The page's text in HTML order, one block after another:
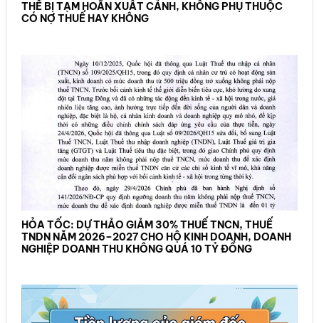
THỂ BỊ TẠM HOÃN XUẤT CẢNH, KHÔNG PHỤ THUỘC
CÓ NỢ THUẾ HAY KHÔNG
HỎA TỐC: DỰ THẢO GIẢM 30% THUẾ TNCN, THUẾ
TNDN NĂM 2026–2027 CHO HỘ KINH DOANH, DOANH
NGHIỆP DOANH THU KHÔNG QUÁ 10 TỶ ĐỒNG